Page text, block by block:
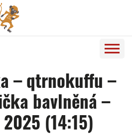
– qtrnokuffu –
bavlněná –
(14:15)